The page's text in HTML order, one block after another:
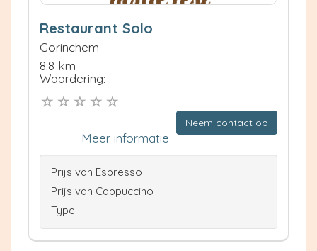
Restaurant Solo
Gorinchem
8.8 km
Waardering:
Neem contact op
Meer informatie
Prijs van Espresso
Prijs van Cappuccino
Type